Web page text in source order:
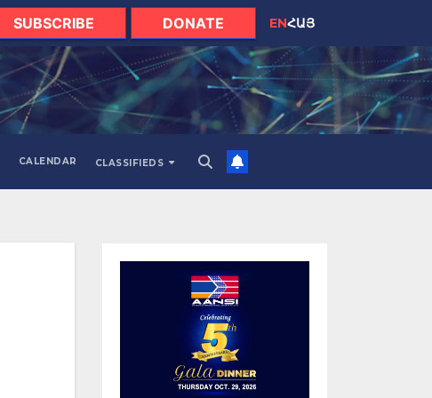
SUBSCRIBE DONATE ENՀԱՅ
CALENDAR CLASSIFIEDS